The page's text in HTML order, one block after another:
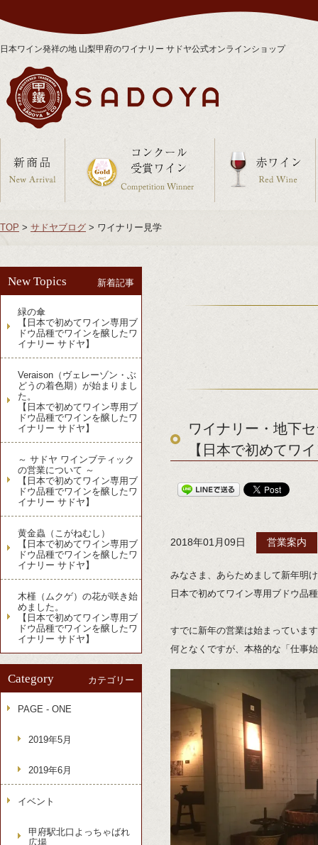
日本ワイン発祥の地 山梨甲府のワイナリー サドヤ公式オンラインショップ
TOP > サドヤブログ > ワイナリー見学
ワイナリー・地下
【日本で初めてワ
2018年01月09日 営業案内
みなさま、あらためまして新年明
日本で初めてワイン専用ブドウ品
すでに新年の営業は始まっていま
何となくですが、本格的な「仕事
New Topics 新着記事
緑の傘
【日本で初めてワイン専用ブ
ドウ品種でワインを醸したワ
イナリー サドヤ】
Veraison（ヴェレーゾン・ぶ
どうの着色期）が始まりまし
た。
【日本で初めてワイン専用ブ
ドウ品種でワインを醸したワ
イナリー サドヤ】
～ サドヤ ワインブティック
の営業について ～
【日本で初めてワイン専用ブ
ドウ品種でワインを醸したワ
イナリー サドヤ】
黄金蟲（こがねむし）
【日本で初めてワイン専用ブ
ドウ品種でワインを醸したワ
イナリー サドヤ】
木槿（ムクゲ）の花が咲き始
めました。
【日本で初めてワイン専用ブ
ドウ品種でワインを醸したワ
イナリー サドヤ】
Category カテゴリー
PAGE - ONE
2019年5月
2019年6月
イベント
甲府駅北口よっちゃばれ
広場